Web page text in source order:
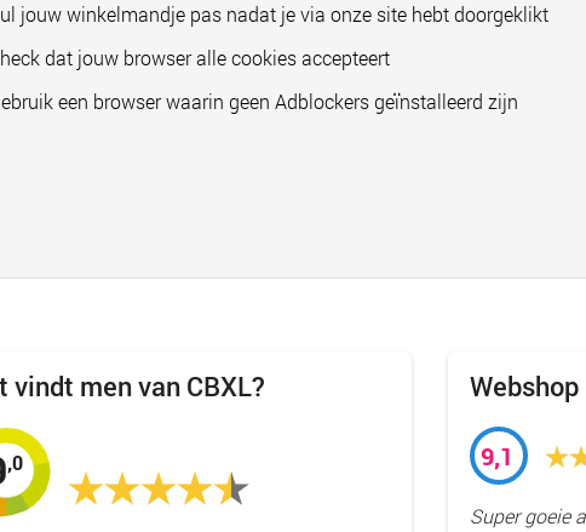
jouw winkelmandje pas nadat je via onze site hebt doorgeklikt
dat jouw browser alle cookies accepteert
een browser waarin geen Adblockers geïnstalleerd zijn
vindt men van CBXL?
,0 9,1
Super goeie